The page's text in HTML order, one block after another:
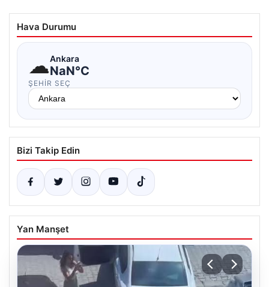
Hava Durumu
☁Ankara
NaN°C
ŞEHIR SEÇ
Bizi Takip Edin
Yan Manşet